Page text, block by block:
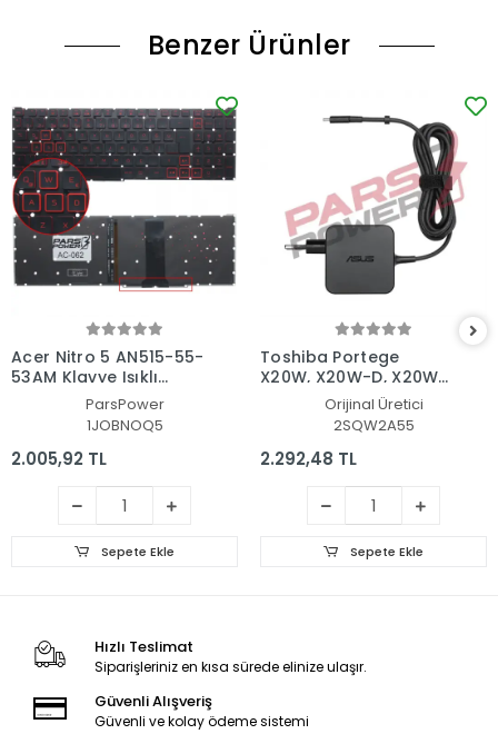
Benzer Ürünler
Acer Nitro 5 AN515-55-
53AM Klavye Işıklı
(Siyah TR)ParsPower
1JOBNOQ5
2.005,92 TL
Sepete Ekle
Toshiba Portege
X20W, X20W-D, X20W-
E Adaptör Şarj Aleti-
Orijinal Üretici
2SQW2A55
2.292,48 TL
Sepete Ekle
Hızlı Teslimat
Siparişleriniz en kısa sürede elinize ulaşır.
Güvenli Alışveriş
Güvenli ve kolay ödeme sistemi